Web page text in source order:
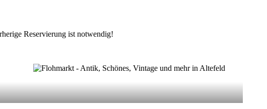
Reservierung ist notwendig!